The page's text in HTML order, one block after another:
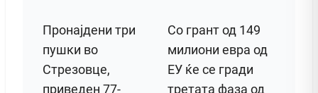
Пронајдени три
пушки во
Стрезовце,
приведен 77-
Со грант од 149
милиони евра од
ЕУ ќе се гради
третата фаза од